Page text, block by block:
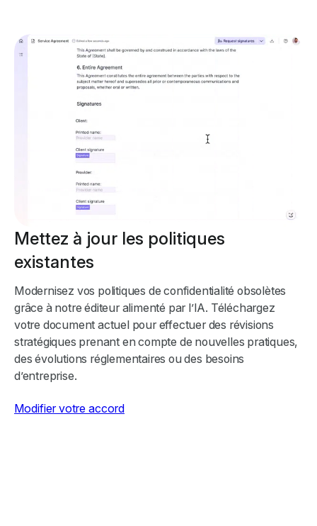
Mettez à jour les politiques
existantes
Modernisez vos politiques de confidentialité obsolètes
grâce à notre éditeur alimenté par l’IA. Téléchargez
votre document actuel pour effectuer des révisions
stratégiques prenant en compte de nouvelles pratiques,
des évolutions réglementaires ou des besoins
d’entreprise.
Modifier votre accord